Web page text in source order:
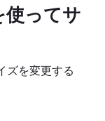
使ってサ
ズを変更する